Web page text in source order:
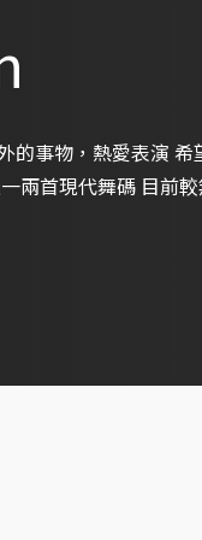
的事物，熱愛表演
兩首現代舞碼 目前